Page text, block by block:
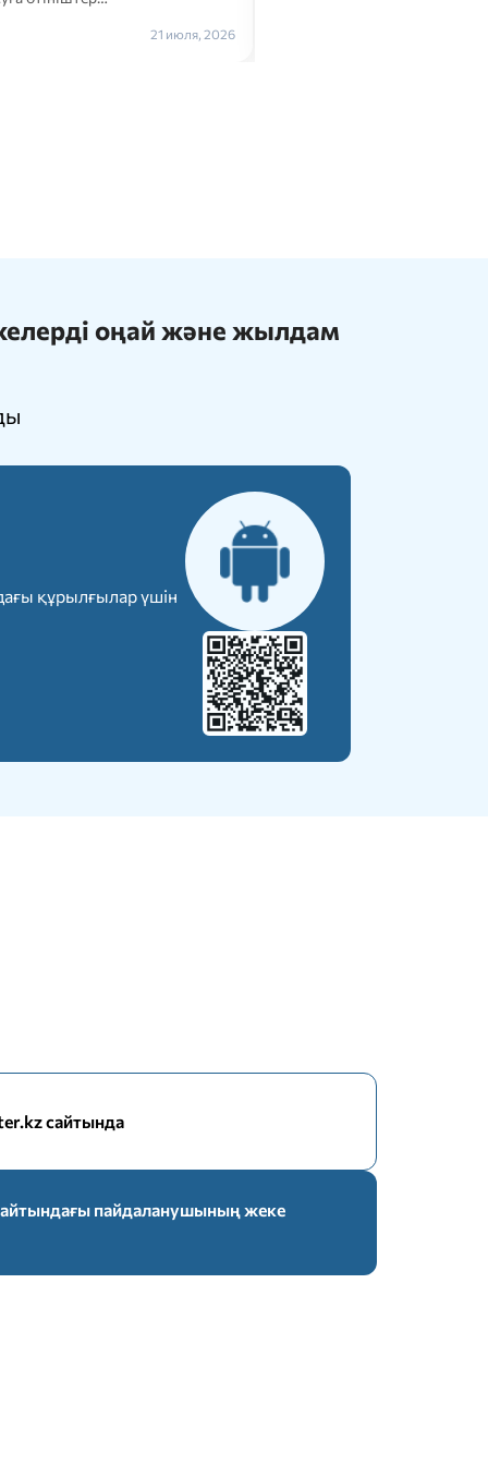
21 июля, 2026
оңай және жылдам
құрылғылар үшін
сайтында
пайдаланушының жеке